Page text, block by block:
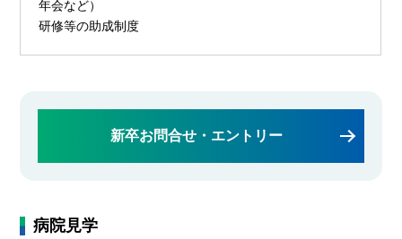
年会など）
研修等の助成制度
新卒お問合せ・エントリー
病院見学